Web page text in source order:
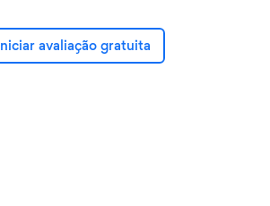
Iniciar avaliação gratuita